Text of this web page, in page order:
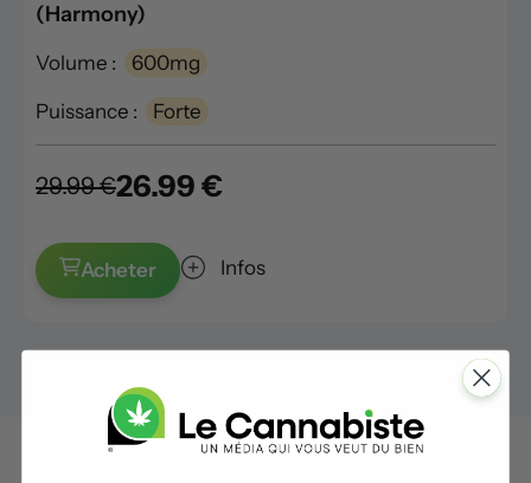
(Harmony)
Volume : 600mg
Puissance : Forte
29.99 €26.99 €
Acheter Infos